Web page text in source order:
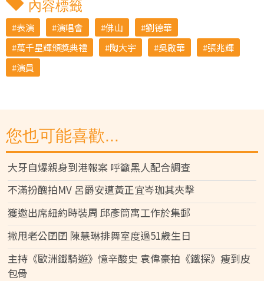
內容標籤
表演 演唱會 佛山
劉德華
萬千星輝頒獎典禮
陶大宇 吳啟華
張兆輝
演員
您也可能喜歡...
大牙自爆親身到港報案 呼籲黑人配合調查
不滿扮醜拍MV 呂爵安遭黃正宜岑珈其夾擊
獲邀出席紐約時裝周 邱彥筒寓工作於集郵
撇甩老公囝囝 陳慧琳排舞室度過51歲生日
主持《歐洲鐵騎遊》憶辛酸史 袁偉豪拍《鐵探》瘦到皮
包骨